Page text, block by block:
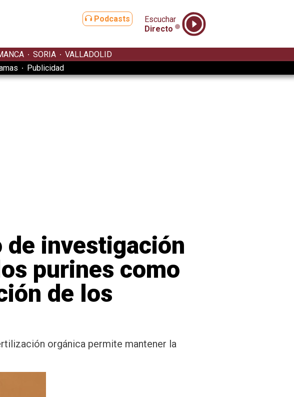
Podcasts
Escuchar
Directo
SORIA
VALLADOLID
Publicidad
de investigación
purines como
de los
orgánica permite mantener la